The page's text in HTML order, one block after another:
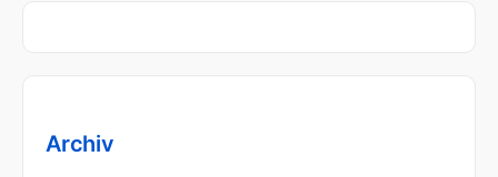
Archiv